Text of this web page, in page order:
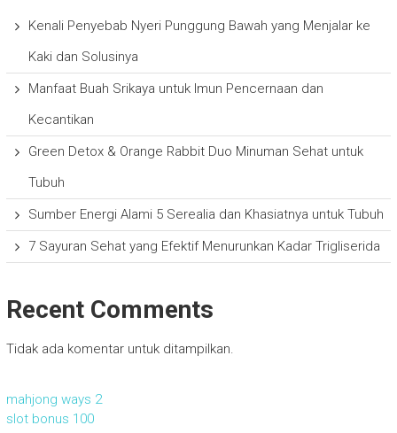
Kenali Penyebab Nyeri Punggung Bawah yang Menjalar ke
Kaki dan Solusinya
Manfaat Buah Srikaya untuk Imun Pencernaan dan
Kecantikan
Green Detox & Orange Rabbit Duo Minuman Sehat untuk
Tubuh
Sumber Energi Alami 5 Serealia dan Khasiatnya untuk Tubuh
7 Sayuran Sehat yang Efektif Menurunkan Kadar Trigliserida
Recent Comments
Tidak ada komentar untuk ditampilkan.
mahjong ways 2
slot bonus 100